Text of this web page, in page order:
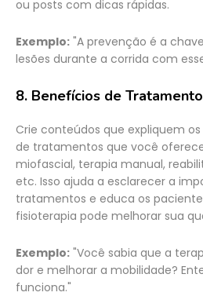
ou posts com dicas rápidas.
Exemplo: "A prevenção é a
lesões durante a corrida com
8. Benefícios de
Crie conteúdos que expliquem
de tratamentos que você
miofascial, terapia manual,
etc. Isso ajuda a esclarecer a
tratamentos e educa os
fisioterapia pode melhorar sua
Exemplo: "Você sabia que a
dor e melhorar a mobilidade?
funciona."